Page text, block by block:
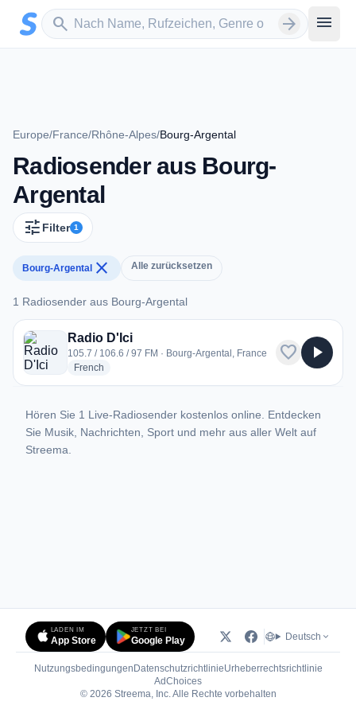
Zum Hauptinhalt springen
search
Sender suchen arrow_forward menu
Europe/France/Rhône-Alpes/Bourg-Argental
Radiosender aus Bourg-
Argental
tune Filter 1
Bourg-Argental close Alle zurücksetzen
1 Radiosender aus Bourg-Argental
1 Radiosender aus Bourg-Argental
Radio D'Ici
105.7 / 106.6 / 97 FM · Bourg-Argental, France
French
favorite play_arrow
Hören Sie 1 Live-Radiosender kostenlos online. Entdecken
Sie Musik, Nachrichten, Sport und mehr aus aller Welt auf
Streema.
LADEN IM
App Store
JETZT BEI
Google Play Deutsch
Nutzungsbedingungen DatenschutzrichtlinieUrheberrechtsrichtlinie
AdChoices(öffnet in neuem Tab)
© 2026 Streema, Inc. Alle Rechte vorbehalten